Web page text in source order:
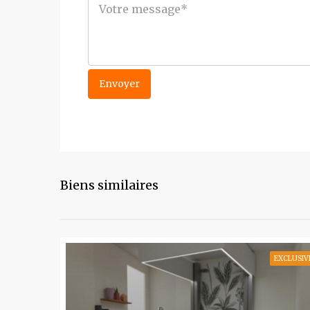
Biens similaires